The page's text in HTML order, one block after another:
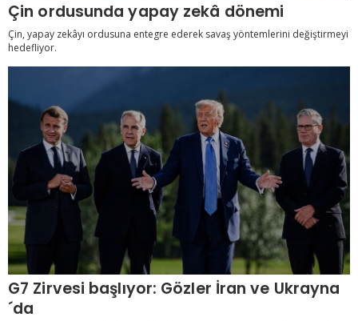
Çin ordusunda yapay zekâ dönemi
Çin, yapay zekâyı ordusuna entegre ederek savaş yöntemlerini değiştirmeyi
hedefliyor.
G7 Zirvesi başlıyor: Gözler İran ve Ukrayna
´da